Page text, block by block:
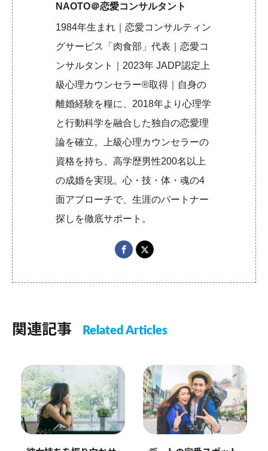
NAOTO＠恋愛コンサルタント
1984年生まれ｜恋愛コンサルティン
グサービス「肉食部」代表｜恋愛コ
ンサルタント｜2023年 JADP認定上
級心理カウンセラー®取得｜自身の
離婚経験を糧に、2018年より心理学
と行動科学を融合した独自の恋愛理
論を確立。上級心理カウンセラーの
資格を持ち、高学歴男性200名以上
の成婚を実現。心・技・体・魂の4
面アプローチで、生涯のパートナー
探しを徹底サポート。
関連記事 Related Articles